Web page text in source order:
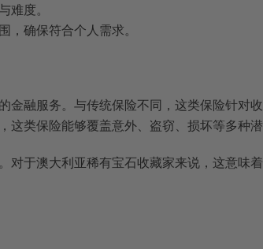
难度。
，确保符合个人需求。
金融服务。与传统保险不同，这类保险针对
这类保险能够覆盖意外、盗窃、损坏等多种潜
对于澳大利亚稀有宝石收藏家来说，这意味